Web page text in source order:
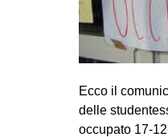
Ecco il
delle
occupato 17-